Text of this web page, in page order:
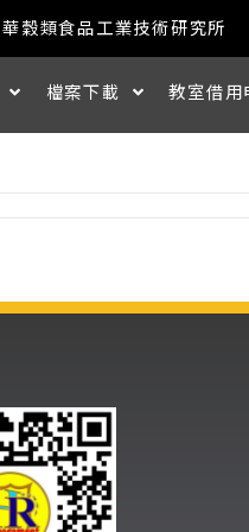
穀類食品工業技術研究所
檔案下載 教室借用